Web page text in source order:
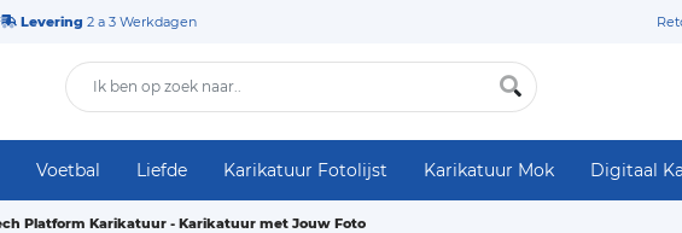
Levering 2 a 3 Werkdagen
Voetbal Liefde Karikatuur Fotolijst Karikatuur Mok Digitaal
Platform Karikatuur - Karikatuur met Jouw Foto